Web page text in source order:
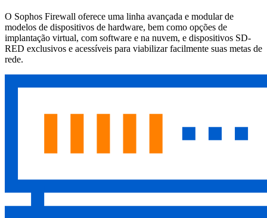
O Sophos Firewall oferece uma linha avançada e modular de
modelos de dispositivos de hardware, bem como opções de
implantação virtual, com software e na nuvem, e dispositivos SD-
RED exclusivos e acessíveis para viabilizar facilmente suas metas de
rede.